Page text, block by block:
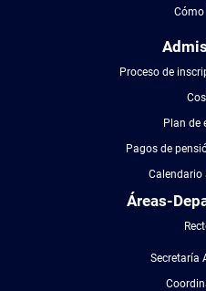
Proceso de
Plan de
Pagos de
Calendario
Áreas-
Secretaría